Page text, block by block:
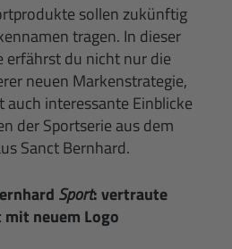
sollen zukünftig
tragen. In dieser
erfährst du nicht nur die
neuen Markenstrategie,
interessante Einblicke
der Sportserie aus dem
Sanct Bernhard.
Sport: vertraute
neuem Logo